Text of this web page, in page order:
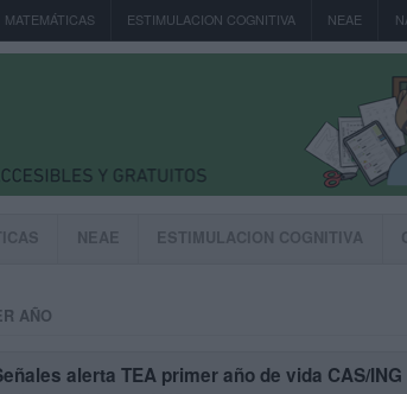
MATEMÁTICAS ESTIMULACION COGNITIVA NEAE
NEAE ESTIMULACION COGNITIVA
AÑO
alerta TEA primer año de vida CAS/ING